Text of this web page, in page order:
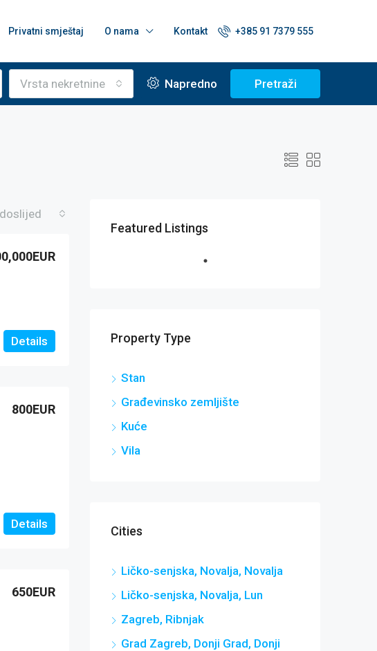
Privatni smještaj O nama Kontakt +385 91 7379 555
Vrsta nekretnine Napredno Pretraži
Details
800EUR
Details
650EUR
Featured Listings
Property Type
Stan
Građevinsko zemljište
Kuće
Vila
Cities
Ličko-senjska, Novalja, Novalja
Ličko-senjska, Novalja, Lun
Zagreb, Ribnjak
Grad Zagreb, Donji Grad, Donji